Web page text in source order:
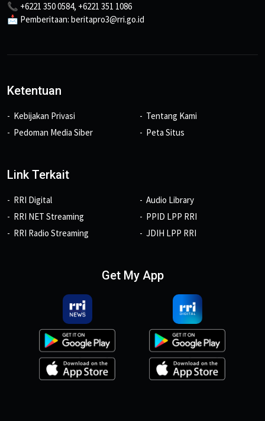
📞 +6221 350 0584, +6221 351 1086
📩 Pemberitaan: beritapro3@rri.go.id
Ketentuan
Kebijakan Privasi
Pedoman Media Siber
Tentang Kami
Peta Situs
Link Terkait
RRI Digital
RRI NET Streaming
RRI Radio Streaming
Audio Library
PPID LPP RRI
JDIH LPP RRI
Get My App